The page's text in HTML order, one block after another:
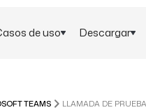
de uso Descargar
TEAMS